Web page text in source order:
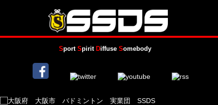
Sport Spirit Diffuse Somebody